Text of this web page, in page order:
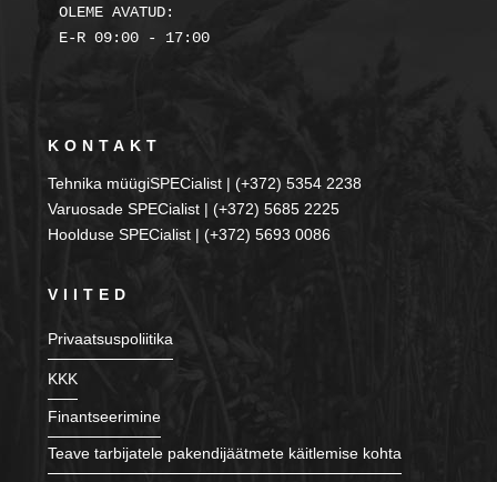
OLEME AVATUD:
E-R 09:00 - 17:00
KONTAKT
Tehnika müügiSPECialist | (+372) 5354 2238
Varuosade SPECialist | (+372) 5685 2225
Hoolduse SPECialist | (+372) 5693 0086
VIITED
Privaatsuspoliitika
KKK
Finantseerimine
Teave tarbijatele pakendijäätmete käitlemise kohta